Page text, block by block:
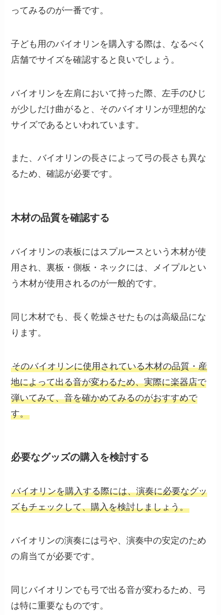
ってみるのが一番です。
子ども用のバイオリンを購入する際は、なるべく
店舗でサイズを確認すると良いでしょう。
バイオリンを左肩において持った際、左手のひじ
が少しだけ曲がると、そのバイオリンが理想的な
サイズであるといわれています。
また、バイオリンの長さによって弓の長さも異な
るため、確認が必要です。
木材の品質を確認する
バイオリンの表板にはスプルースという木材が使
用され、裏板・側板・ネックには、メイプルとい
う木材が使用されるのが一般的です。
同じ木材でも、長く乾燥させたものは高級品にな
ります。
そのバイオリンに使用されている木材の品質・産
地によって出る音が変わるため、実際に楽器店で
弾いてみて、音を確かめてみるのがおすすめで
す。
必要なグッズの購入を検討する
バイオリンを購入する際には、演奏に必要なグッ
ズもチェックして、購入を検討しましょう。
バイオリンの演奏には弓や、演奏中の安定のため
の肩当てが必要です。
同じバイオリンでも弓で出る音が変わるため、弓
は特に重要なものです。